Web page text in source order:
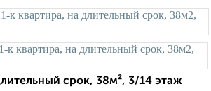
срок, 38м², 3/14 этаж